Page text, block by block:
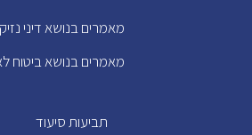
מאמרים בנושא דיני
מאמרים בנושא ביטוח
תביעות סיעוד